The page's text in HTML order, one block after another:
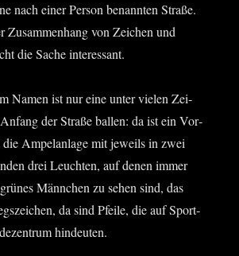
nach einer Per­son benann­ten Stra­ße.
Zusam­men­hang von Zei­chen und
die Sache interessant.
Namen ist nur eine unter vie­len Zei­
der Stra­ße bal­len: da ist ein Vor­
die Ampel­an­la­ge mit jeweils in zwei
drei Leuch­ten, auf denen immer
Männ­chen zu sehen sind, das
da sind Pfei­le, die auf Sport­
hindeuten.